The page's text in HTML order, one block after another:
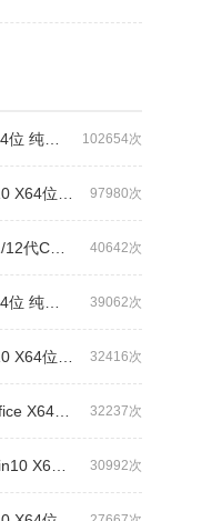
102654次
驱动版）
97980次
能驱动版）
40642次
位 WIN7
39062次
总裁版）
32416次
动总裁版）
32237次
至2026年1月)
30992次
WIM格式）